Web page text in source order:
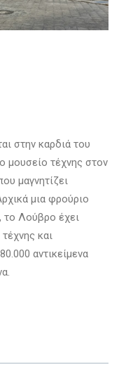
στην καρδιά του
μουσείο τέχνης στον
μαγνητίζει
μια φρούριο
το Λούβρο έχει
και
αντικείμενα